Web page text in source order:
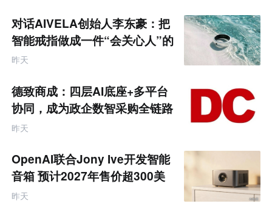
来
零
售
跨
境
商
产
业
互
联
网
对话AIVELA创始人李东豪：把
智能戒指做成一件“会关心人”的
饰品
昨天
德致商成：四层AI底座+多平台
协同，成为政企数智采购全链路
服务商
昨天
OpenAI联合Jony Ive开发智能
音箱 预计2027年售价超300美
元
昨天